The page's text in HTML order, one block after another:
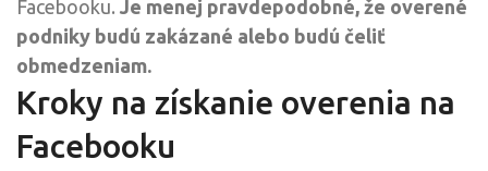
Facebooku. Je menej pravdepodobné, že overené
podniky budú zakázané alebo budú čeliť
obmedzeniam.
Kroky na získanie overenia na
Facebooku